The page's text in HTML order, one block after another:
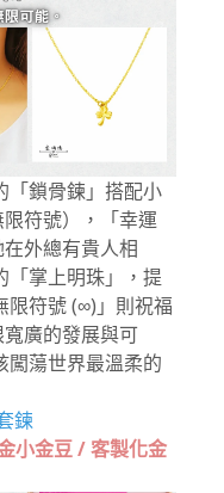
「鎖骨鍊」搭配小
符號），「幸運
外總有貴人相
「掌上明珠」，提
限符號 (∞)」則祝福
廣的發展與可
闖蕩世界最溫柔的
鍊
小金豆 / 客製化金